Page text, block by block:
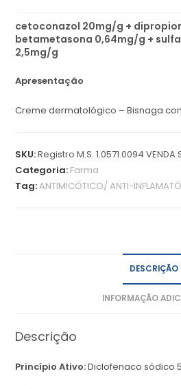
cetoconazol 20mg/g +
betametasona 0,64mg/g +
2,5mg/g
Apresentação
Creme dermatológico – Bisnaga
SKU:Registro M.S. 1.0571.0094 VENDA
Categoria: Farma
Tag:ANTIMICÓTICO/ ANTI-
DESCRIÇÃO
INFORMAÇÃO
Descrição
Princípio Ativo:Diclofenaco sódico